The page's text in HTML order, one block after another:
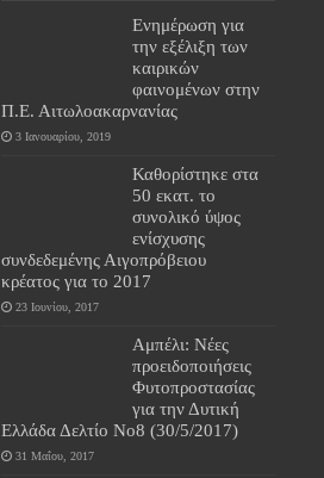
Ενημέρωση για
την εξέλιξη των
καιρικών
φαινομένων στην
Π.Ε. Αιτωλοακαρνανίας
3 Ιανουαρίου, 2019
Καθορίστηκε στα
50 εκατ. το
συνολικό ύψος
ενίσχυσης
συνδεδεμένης Αιγοπρόβειου
κρέατος για το 2017
23 Ιουνίου, 2017
Αμπέλι: Νέες
προειδοποιήσεις
Φυτοπροστασίας
για την Δυτική
Ελλάδα Δελτίο Νο8 (30/5/2017)
31 Μαΐου, 2017